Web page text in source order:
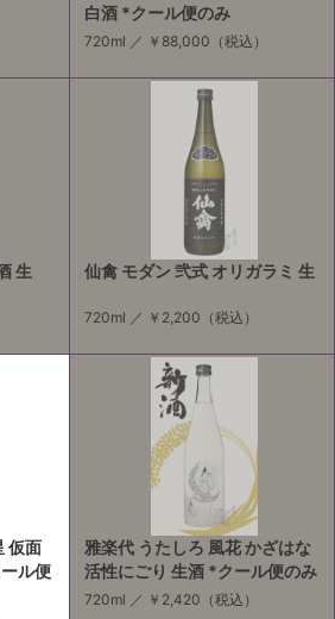
白酒 *クール便のみ
720ml ／ ￥88,000 （税込）
生 仙禽 モダン 弐式 オリガラミ 生
720ml ／ ￥2,200 （税込）
仮面
ル便
雅楽代 うたしろ 風花 かざはな
活性にごり 生酒 *クール便のみ
720ml ／ ￥2,420 （税込）